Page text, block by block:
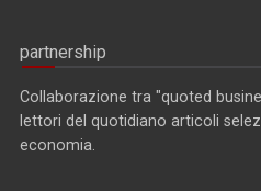
partnership
Collaborazione tra "quoted
lettori del quotidiano articoli
economia.